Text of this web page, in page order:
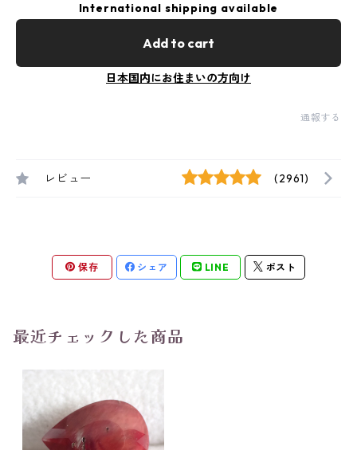
International shipping available
Add to cart
日本国内にお住まいの方向け
通報する
レビュー (2961)
保存 シェア LINE ポスト
最近チェックした商品